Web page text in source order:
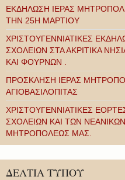
ΕΚΔΗΛΩΣΗ ΙΕΡΑΣ
ΤΗΝ 25Η ΜΑΡΤΙΟΥ
ΧΡΙΣΤΟΥΓΕΝΝΙΑΤΙΚΕΣ
ΣΧΟΛΕΙΩΝ ΣΤΑ ΑΚΡΙΤΙΚΑ
ΚΑΙ ΦΟΥΡΝΩΝ .
ΠΡΟΣΚΛΗΣΗ ΙΕΡΑΣ
ΑΓΙΟΒΑΣΙΛΟΠΙΤΑΣ
ΧΡΙΣΤΟΥΓΕΝΝΙΑΤΙΚΕΣ
ΣΧΟΛΕΙΩΝ ΚΑΙ ΤΩΝ
ΜΗΤΡΟΠΟΛΕΩΣ ΜΑΣ.
ΔΕΛΤΙΑ ΤΥΠΟΥ